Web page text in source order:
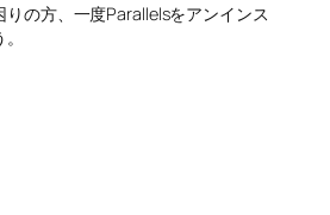
の方、一度Parallelsをアンインス